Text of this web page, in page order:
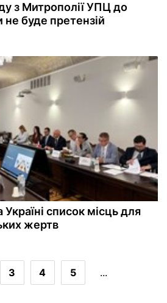
з Митрополії УПЦ до
не буде претензій
список місць для
жертв
3 4 5 ...